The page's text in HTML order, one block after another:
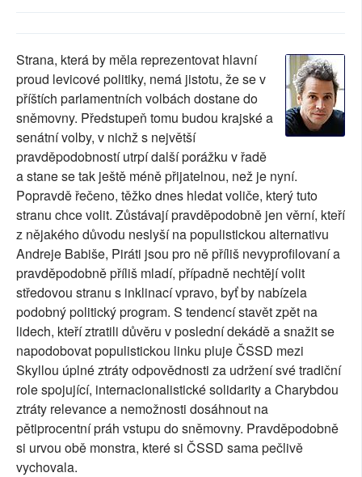
PŘÍSPĚVKY NA PROVOZ
SOCIÁLNÍ SÍTĚ
RUBRIKY
PLNÁ VERZE STRÁNEK
Strana, která by měla reprezentovat hlavní
proud levicové politiky, nemá jistotu, že se v
příštích parlamentních volbách dostane do
sněmovny. Předstupeň tomu budou krajské a
senátní volby, v nichž s největší
pravděpodobností utrpí další porážku v řadě
a stane se tak ještě méně přijatelnou, než je nyní.
Popravdě řečeno, těžko dnes hledat voliče, který tuto
stranu chce volit. Zůstávají pravděpodobně jen věrní, kteří
z nějakého důvodu neslyší na populistickou alternativu
Andreje Babiše, Piráti jsou pro ně příliš nevyprofilovaní a
pravděpodobně příliš mladí, případně nechtějí volit
středovou stranu s inklinací vpravo, byť by nabízela
podobný politický program. S tendencí stavět zpět na
lidech, kteří ztratili důvěru v poslední dekádě a snažit se
napodobovat populistickou linku pluje ČSSD mezi
Skyllou úplné ztráty odpovědnosti za udržení své tradiční
role spojující, internacionalistické solidarity a Charybdou
ztráty relevance a nemožnosti dosáhnout na
pětiprocentní práh vstupu do sněmovny. Pravděpodobně
si urvou obě monstra, které si ČSSD sama pečlivě
vychovala.